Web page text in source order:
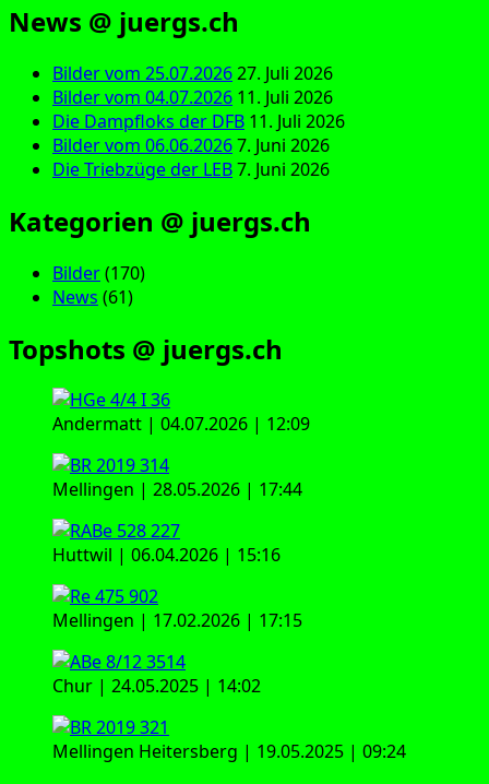
News @ juergs.ch
Bilder vom 25.07.202627. Juli 2026
Bilder vom 04.07.2026 11. Juli 2026
Die Dampfloks der DFB 11. Juli 2026
Bilder vom 06.06.20267. Juni 2026
Die Triebzüge der LEB7. Juni 2026
Kategorien @ juergs.ch
Bilder(170)
News (61)
Topshots @ juergs.ch
Andermatt | 04.07.2026 | 12:09
Mellingen | 28.05.2026 | 17:44
Huttwil | 06.04.2026 | 15:16
Mellingen | 17.02.2026 | 17:15
Chur | 24.05.2025 | 14:02
Mellingen Heitersberg | 19.05.2025 | 09:24